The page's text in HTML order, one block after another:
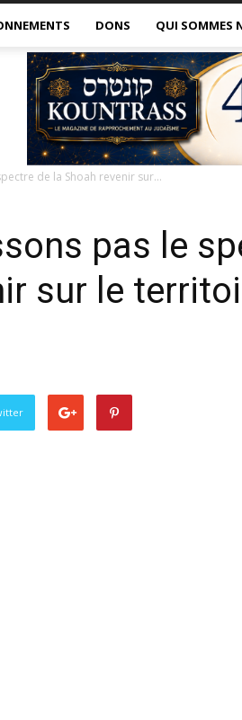
DONS QUI SOMMES
de la Shoah revenir sur...
pas le
sur le